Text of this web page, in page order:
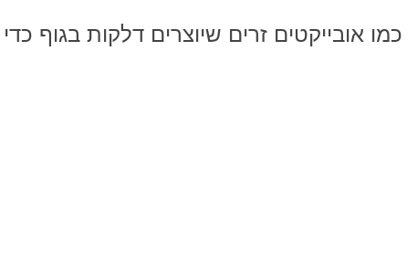
אובייקטים זרים שיוצרים דלקות בגוף כדי